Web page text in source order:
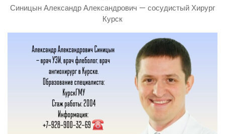
Синицын Александр Александрович — сосудистый Хирург
Курск